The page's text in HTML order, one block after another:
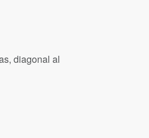
diagonal al